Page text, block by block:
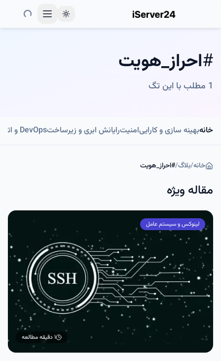
Toggle theme
#احراز_هویت
1 مطلب با این تگ
خانهبهینه سازی و کاراییامنیترایانش ابری و زیرساختDevOps و اتوماسیون
خانه/بلاگ/
#احراز_هویت
مقاله ویژه
لینوکس و سیستم عامل
۱ دقیقه مطالعه